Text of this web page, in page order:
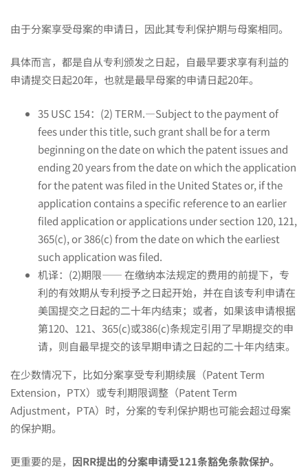
道！
由于分案享受母案的申请日，因此其专利保护期与母案相同。
具体而言，都是自从专利颁发之日起，自最早要求享有利益的
申请提交日起20年，也就是最早母案的申请日起20年。
35 USC 154：(2) TERM.—Subject to the payment of
fees under this title, such grant shall be for a term
beginning on the date on which the patent issues and
ending 20 years from the date on which the application
for the patent was filed in the United States or, if the
application contains a specific reference to an earlier
filed application or applications under section 120, 121,
365(c), or 386(c) from the date on which the earliest
such application was filed.
机译：(2)期限—— 在缴纳本法规定的费用的前提下，专
利的有效期从专利授予之日起开始，并在自该专利申请在
美国提交之日起的二十年内结束；或者，如果该申请根据
第120、121、365(c)或386(c)条规定引用了早期提交的申
请，则自最早提交的该早期申请之日起的二十年内结束。
在少数情况下，比如分案享受专利期续展（Patent Term
Extension，PTX）或专利期限调整（Patent Term
Adjustment，PTA）时，分案的专利保护期也可能会超过母案
的保护期。
更重要的是， 因RR提出的分案申请受121条豁免条款保护。